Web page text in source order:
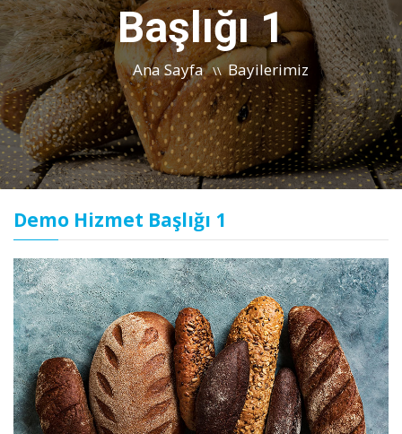
Başlığı 1
Ana Sayfa \\ Bayilerimiz
Demo Hizmet Başlığı 1